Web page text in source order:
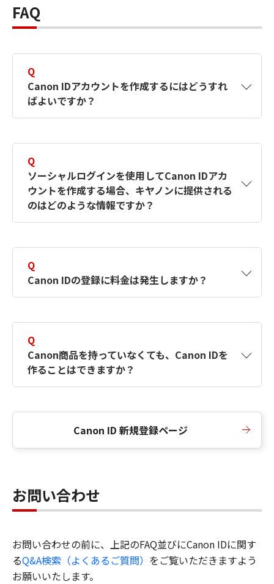
FAQ
Q
Canon IDアカウントを作成するにはどうすれ
ばよいですか？
す。詳しい作成方法は【カメラ】Canon IDとは
何ですか？Canon IDの作成方法は？をご確認く
ださい。
Q
ソーシャルログインを使用してCanon IDアカ
ウントを作成する場合、キヤノンに提供される
のはどのような情報ですか？
択したサービスから取得します。アカウントを
簡単に作成できるように、この情報を使用して
Canon IDの登録フォームを入力します。
Q
Canon IDの登録に料金は発生しますか？
Q
Canon商品を持っていなくても、Canon IDを
作ることはできますか？
Canon ID 新規登録ページ
お問い合わせ
お問い合わせの前に、上記のFAQ並びにCanon IDに関す
るQ&A検索（よくあるご質問） をご覧いただきますよう
お願いいたします。